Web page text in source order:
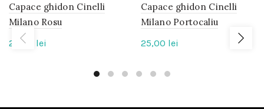
IN
STOC
Capace ghidon Cinelli
Milano Rosu
25,00 lei
IN
STOC
Capace ghidon Cinelli
Milano Portocaliu
25,00 lei